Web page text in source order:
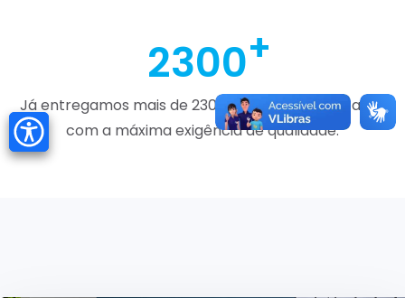
2300
Já entregamos mais de 2300 trabalhos executados
com a máxima exigência de qualidade.